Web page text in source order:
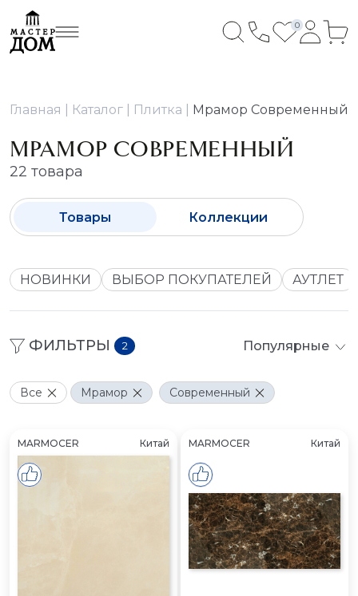
0
Главная Каталог Плитка Мрамор Современный
МРАМОР СОВРЕМЕННЫЙ
22 товара
Товары Коллекции
НОВИНКИ ВЫБОР ПОКУПАТЕЛЕЙ АУТЛЕТ
ФИЛЬТРЫ 2 Популярные
Все Мрамор Современный
MARMOCER Китай MARMOCER Китай